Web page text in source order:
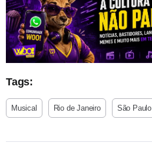
Tags:
Musical Rio de Janeiro São Paulo